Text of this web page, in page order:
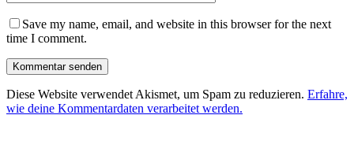
Save my name, email, and website in this browser for the next
time I comment.
Diese Website verwendet Akismet, um Spam zu reduzieren. Erfahre,
wie deine Kommentardaten verarbeitet werden.